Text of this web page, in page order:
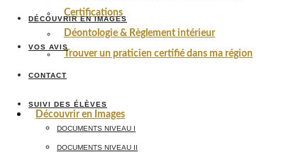
Certifications
Déontologie & Règlement intérieur
Trouver un praticien certifié dans ma région
Découvrir en Images
DÉCOUVRIR EN IMAGES
VOS AVIS
CONTACT
SUIVI DES ÉLÈVES
DOCUMENTS NIVEAU I
DOCUMENTS NIVEAU II